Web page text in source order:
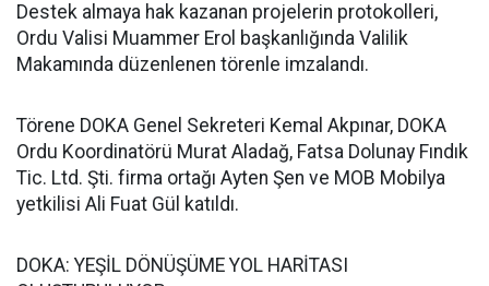
Destek almaya hak kazanan projelerin protokolleri,
Ordu Valisi Muammer Erol başkanlığında Valilik
Makamında düzenlenen törenle imzalandı.
Törene DOKA Genel Sekreteri Kemal Akpınar, DOKA
Ordu Koordinatörü Murat Aladağ, Fatsa Dolunay Fındık
Tic. Ltd. Şti. firma ortağı Ayten Şen ve MOB Mobilya
yetkilisi Ali Fuat Gül katıldı.
DOKA: YEŞİL DÖNÜŞÜME YOL HARİTASI